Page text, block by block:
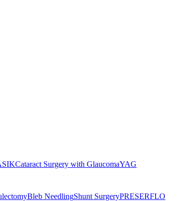
Cataract Surgery with GlaucomaYAG
Bleb NeedlingShunt SurgeryPRESERFLO